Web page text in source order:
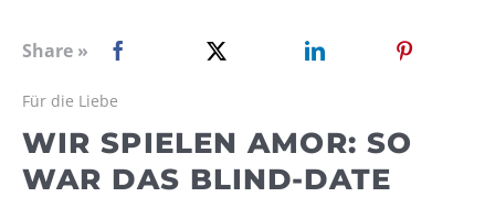
Share »
Für die Liebe
WIR SPIELEN AMOR: SO
WAR DAS BLIND-DATE